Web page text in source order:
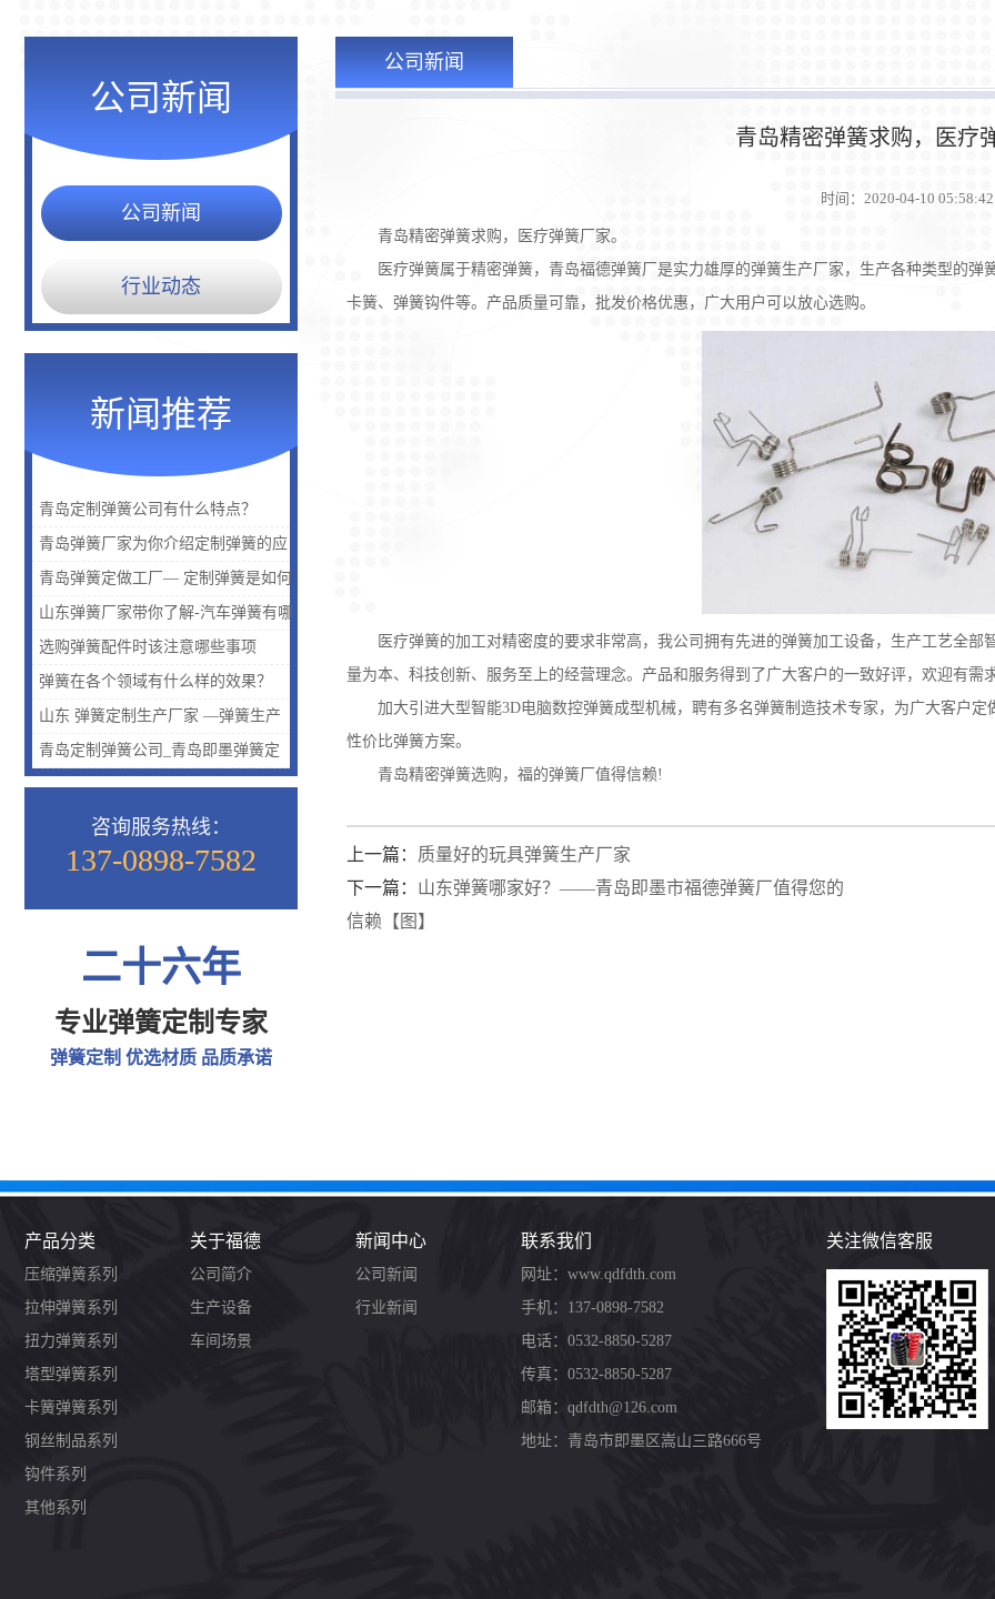
公司新闻
公司新闻
行业动态
新闻推荐
青岛定制弹簧公司有什么特点？
青岛弹簧厂家为你介绍定制弹簧的应
用是什么？
青岛弹簧定做工厂— 定制弹簧是如何
保障质量的呢？
山东弹簧厂家带你了解-汽车弹簧有哪
些种类？汽车弹簧种类介绍
选购弹簧配件时该注意哪些事项
弹簧在各个领域有什么样的效果？
山东 弹簧定制生产厂家 —弹簧生产
研发【图】
青岛定制弹簧公司_青岛即墨弹簧定
制_青岛定制弹簧找哪家
咨询服务热线：
137-0898-7582
二十六年
专业弹簧定制专家
弹簧定制 优选材质 品质承诺
公司新闻
青岛精密弹簧求购，医疗
时间： 2020-04-10 05:58:42
青岛精密弹簧求购，医疗弹簧厂家。
医疗弹簧属于精密弹簧，青岛福德弹簧厂是实力雄厚的弹簧生产厂家，生产各种类型的弹
卡簧、弹簧钩件等。产品质量可靠，批发价格优惠，广大用户可以放心选购。
医疗弹簧的加工对精密度的要求非常高，我公司拥有先进的弹簧加工设备，生产工艺全部
量为本、科技创新、服务至上的经营理念。产品和服务得到了广大客户的一致好评，欢迎有需
加大引进大型智能3D电脑数控弹簧成型机械，聘有多名弹簧制造技术专家，为广大客户定
性价比弹簧方案。
青岛精密弹簧选购，福的弹簧厂值得信赖!
上一篇： 质量好的玩具弹簧生产厂家
下一篇： 山东弹簧哪家好？——青岛即墨市福德弹簧厂值得您的
信赖【图】
产品分类
压缩弹簧系列
拉伸弹簧系列
扭力弹簧系列
塔型弹簧系列
卡簧弹簧系列
钢丝制品系列
钩件系列
其他系列
关于福德
公司简介
生产设备
车间场景
新闻中心
公司新闻
行业新闻
联系我们
网址：www.qdfdth.com
手机：137-0898-7582
电话：0532-8850-5287
传真：0532-8850-5287
邮箱：qdfdth@126.com
地址：青岛市即墨区嵩山三路666号
关注微信客服